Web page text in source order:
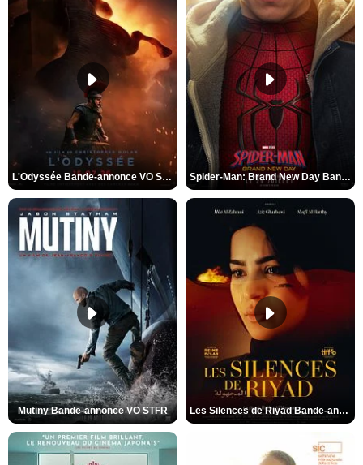
L'Odyssée Bande-annonce VO STFR Spider-Man: Brand New Day Bande-annonce VO STFR
Mutiny Bande-annonce VO STFR Les Silences de Riyad Bande-annonce VO STFR